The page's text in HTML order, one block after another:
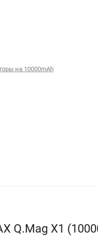
на 10000mAh
Q.Mag X1